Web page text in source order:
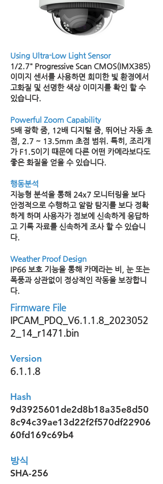
Using Ultra-Low Light Sensor
1/2.7" Progressive Scan CMOS(IMX385)
이미지 센서를 사용하면 희미한 빛 환경에서
고화질 및 선명한 색상 이미지를 확인 할 수
있습니다.
Powerful Zoom Capability
5배 광학 줌, 12배 디지털 줌, 뛰어난 자동 초
점, 2.7 ~ 13.5mm 초점 범위. 특히, 조리개
가 F1.5이기 때문에 다른 어떤 카메라보다도
좋은 화질을 얻을 수 있습니다.
행동분석
지능형 분석을 통해 24x7 모니터링을 보다
안정적으로 수행하고 알람 탐지를 보다 정확
하게 하며 사용자가 정보에 신속하게 응답하
고 기록 자료를 신속하게 조사 할 수 있습니
다.
Weather Proof Design
IP66 보호 기능을 통해 카메라는 비, 눈 또는
폭풍과 상관없이 정상적인 작동을 보장합니
다.
Firmware File
IPCAM_PDQ_V6.1.1.8_2023052
2_14_r1471.bin
Version
6.1.1.8
Hash
9d3925601de2d8b18a35e8d50
8c94c39ae13d22f2f570df22906
60fd169c69b4
방식
SHA-256